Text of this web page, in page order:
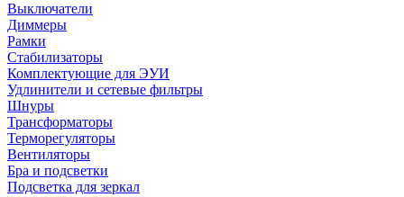
Выключатели
Диммеры
Рамки
Стабилизаторы
Комплектующие для ЭУИ
Удлинители и сетевые фильтры
Шнуры
Трансформаторы
Терморегуляторы
Вентиляторы
Бра и подсветки
Подсветка для зеркал